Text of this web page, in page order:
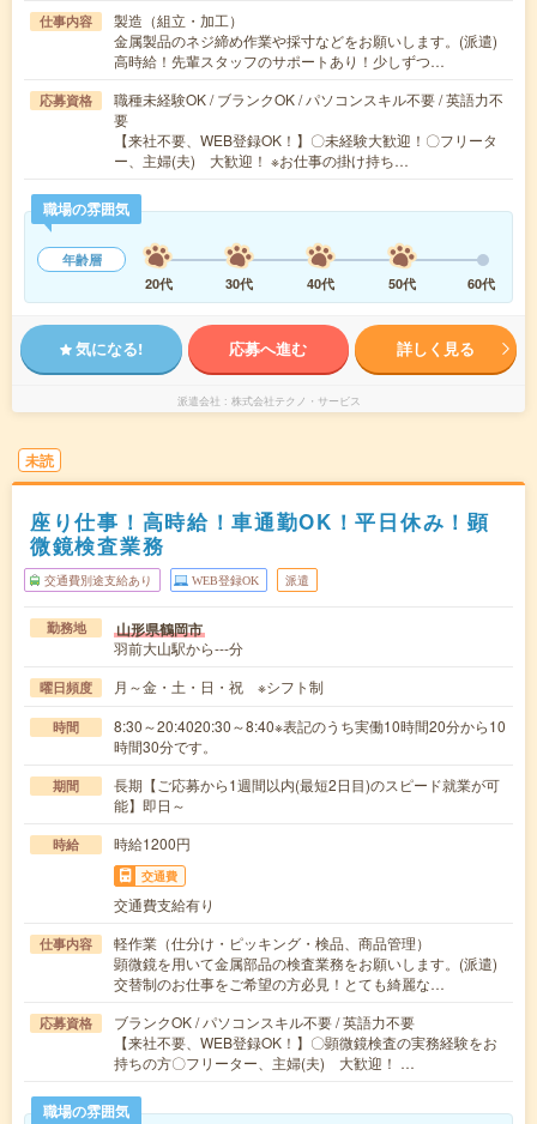
仕事内容
製造（組立・加工）
金属製品のネジ締め作業や採寸などをお願いします。(派遣)
高時給！先輩スタッフのサポートあり！少しずつ…
応募資格
職種未経験OK / ブランクOK / パソコンスキル不要 / 英語力不
要
【来社不要、WEB登録OK！】〇未経験大歓迎！〇フリータ
ー、主婦(夫) 大歓迎！ ※お仕事の掛け持ち…
職場の雰囲気
年齢層
20代
30代 40代 50代 60代
気になる! 応募へ進む 詳しく見る
派遣会社 株式会社テクノ・サービス
未読
座り仕事！高時給！車通勤OK！平日休み！顕
微鏡検査業務
交通費別途支給あり WEB登録OK 派遣
勤務地 山形県鶴岡市
羽前大山駅から---分
曜日頻度 月～金・土・日・祝 ※シフト制
時間
8:30～20:4020:30～8:40※表記のうち実働10時間20分から10
時間30分です。
期間
長期【ご応募から1週間以内(最短2日目)のスピード就業が可
能】即日～
時給 時給1200円
交通費
交通費支給有り
仕事内容
軽作業（仕分け・ピッキング・検品、商品管理）
顕微鏡を用いて金属部品の検査業務をお願いします。(派遣)
交替制のお仕事をご希望の方必見！とても綺麗な…
応募資格
ブランクOK / パソコンスキル不要 / 英語力不要
【来社不要、WEB登録OK！】〇顕微鏡検査の実務経験をお
持ちの方〇フリーター、主婦(夫) 大歓迎！ …
職場の雰囲気